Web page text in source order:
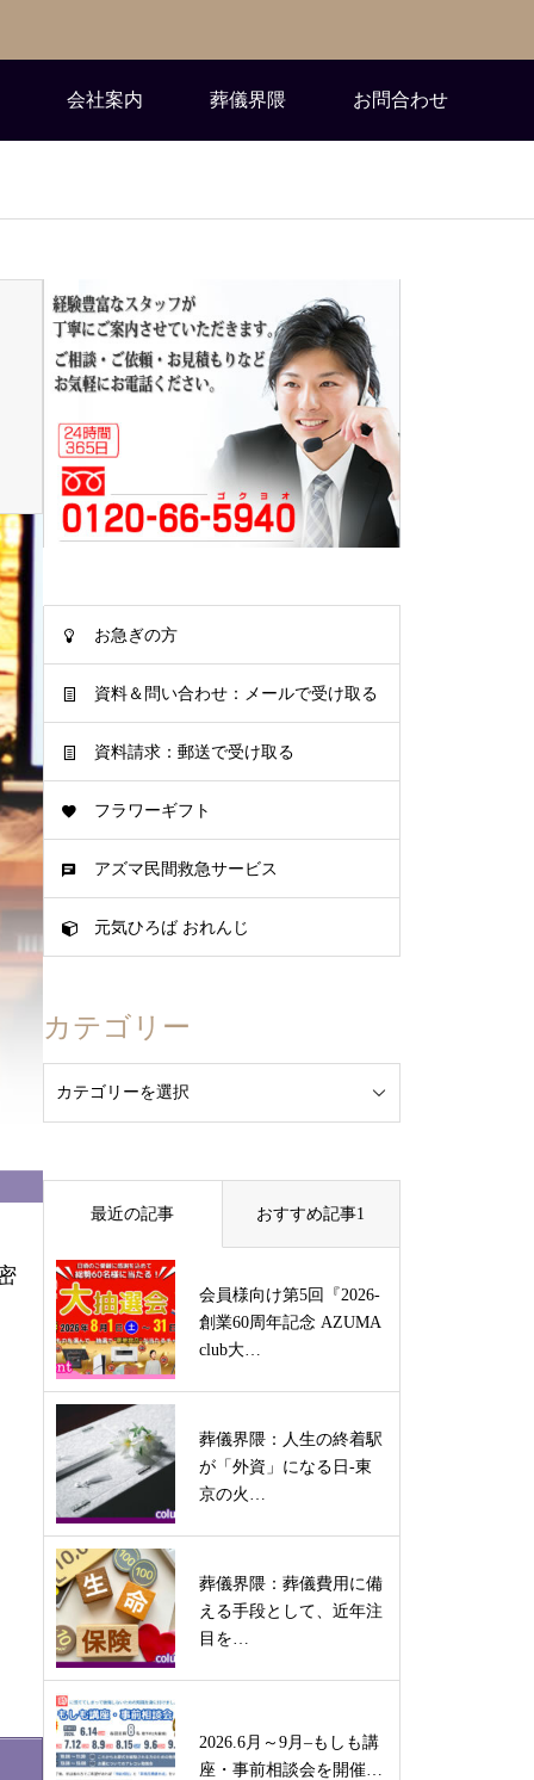
会社案内 葬儀界隈 お問合わせ
お急ぎの方
資料＆問い合わせ：メールで受け取る
資料請求：郵送で受け取る
フラワーギフト
アズマ民間救急サービス
元気ひろば おれんじ
カテゴリー
最近の記事 おすすめ記事1
会員様向け第5回『2026-
創業60周年記念 AZUMA
club大…
葬儀界隈：人生の終着駅
が「外資」になる日-東
京の火…
葬儀界隈：葬儀費用に備
える手段として、近年注
目を…
2026.6月～9月–もしも講
座・事前相談会を開催…